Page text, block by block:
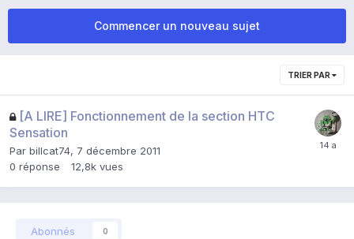
Commencer un nouveau sujet
TRIER PAR
[A LIRE] Fonctionnement de la section HTC
Sensation
Par billcat74, 7 décembre 2011
0 réponse 12,8k vues
Abonnés 0